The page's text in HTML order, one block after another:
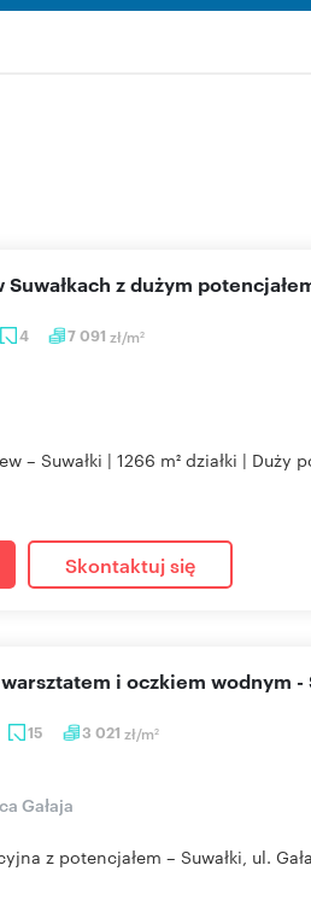
4 7 091 zł/m2
Suwałkach z dużym
– Suwałki | 1266 m² działki |
Skontaktuj się
15 3 021 zł/m2
i oczkiem wodnym -
Gałaja
z potencjałem – Suwałki, ul.